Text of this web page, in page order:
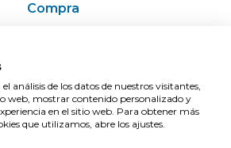
Compra
análisis de los datos de nuestros visitantes,
web, mostrar contenido personalizado y
en el sitio web. Para obtener más
que utilizamos, abre los ajustes.